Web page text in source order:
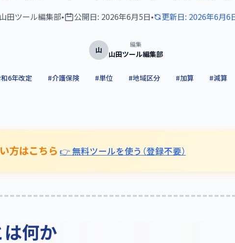
山田ツール編集部• 公開日: 2026年6月5日 • 更新日: 2026年6月6
山
編集
山田ツール編集部
6年改定 #介護保険 #単位 #地域区分 #加算 #減算
方はこちら 👉 無料ツールを使う（登録不要）
は何か